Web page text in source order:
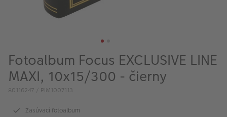
Fotoalbum Focus EXCLUSIVE LINE
MAXI, 10x15/300 - čierny
80116247 / PIM1007113
Zasúvací fotoalbum